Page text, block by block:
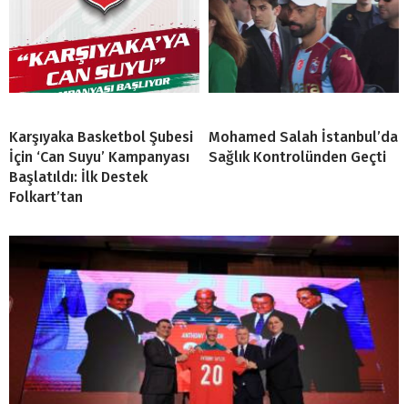
Karşıyaka Basketbol Şubesi
İçin ‘Can Suyu’ Kampanyası
Başlatıldı: İlk Destek
Folkart’tan
Mohamed Salah İstanbul’da
Sağlık Kontrolünden Geçti